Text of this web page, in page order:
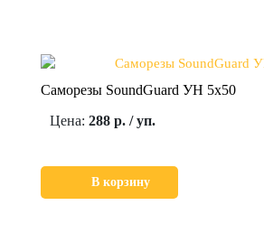
Саморезы SoundGuard УН 5х50
Цена: 288 р. / уп.
В корзину